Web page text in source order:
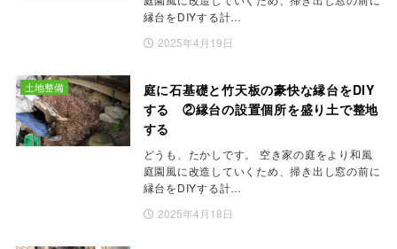
縁台をDIYする計…
2025年4月19日
庭に石基礎と竹天板の豪快な縁台をDIY
する ②縁台の設置個所を盛り土で整地
する
どうも、たかしです。 空き家の庭をより和風
庭園風に改造していくため、掃き出し窓の前に
縁台をDIYする計…
2025年4月18日
土地整備